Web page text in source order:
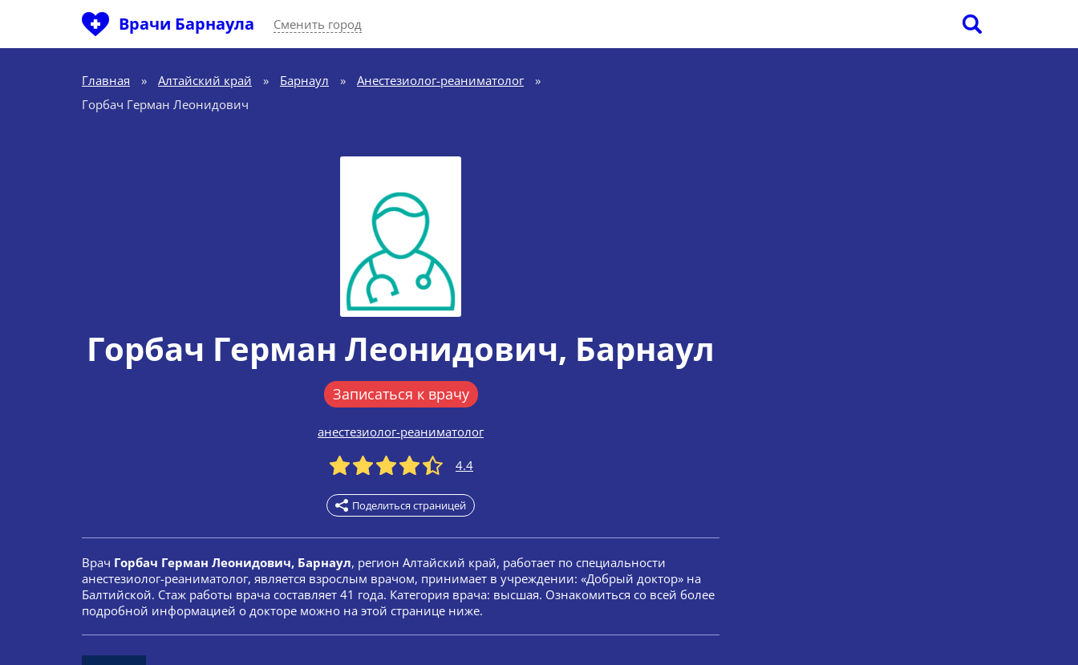
Врачи Барнаула Сменить город
Главная » Алтайский край » Барнаул » Анестезиолог-реаниматолог
»
Горбач Герман Леонидович
Горбач Герман Леонидович, Барнаул
Записаться к врачу
анестезиолог-реаниматолог
4.4
Поделиться страницей
Врач Горбач Герман Леонидович, Барнаул, регион Алтайский край, работает по специальности
анестезиолог-реаниматолог, является взрослым врачом, принимает в учреждении: «Добрый доктор» на
Балтийской. Стаж работы врача составляет 41 года. Категория врача: высшая. Ознакомиться со всей более
подробной информацией о докторе можно на этой странице ниже.